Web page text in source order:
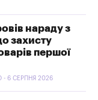
нараду з
захисту
першої
- 6 СЕРПНЯ 2026